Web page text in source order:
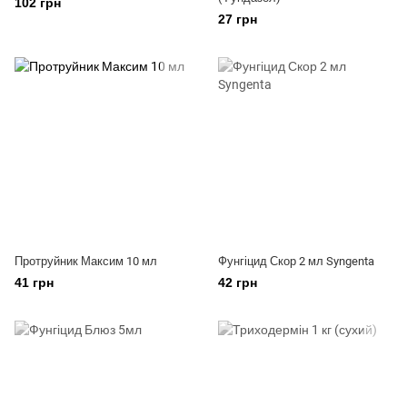
27 грн
Протруйник Максим 10 мл
41 грн
Фунгіцид Скор 2 мл Syngenta
42 грн